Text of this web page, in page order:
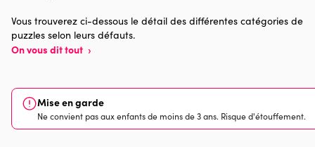
Dimensions
Vous trouverez ci-dessous le détail des différentes catégories de
puzzles selon leurs défauts.
On vous dit tout ›
Mise en garde
Ne convient pas aux enfants de moins de 3 ans. Risque d'étouffement.